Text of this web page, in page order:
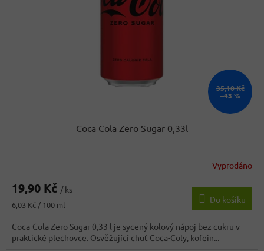
35,10 Kč
–43 %
Coca Cola Zero Sugar 0,33l
produktu
5,0
z
5
hvězdiček.
Vyprodáno
19,90 Kč / ks
Měrná
6,03 Kč / 100 ml
Do košíku
Coca-Cola Zero Sugar 0,33 l je sycený kolový nápoj bez cukru v
praktické plechovce. Osvěžující chuť Coca-Coly, kofein...